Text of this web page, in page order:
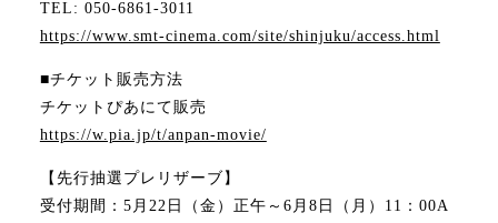
TEL: 050-6861-3011
https://www.smt-cinema.com/site/shinjuku/access.html
■チケット販売方法
チケットぴあにて販売
https://w.pia.jp/t/anpan-movie/
【先行抽選プレリザーブ】
受付期間：5月22日（金）正午～6月8日（月）11：00A